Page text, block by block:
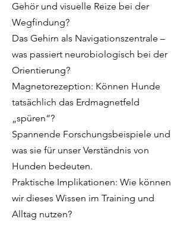
Gehör und visuelle Reize bei der
Wegfindung?
Das Gehirn als Navigationszentrale –
was passiert neurobiologisch bei der
Orientierung?
Magnetorezeption: Können Hunde
tatsächlich das Erdmagnetfeld
„spüren“?
Spannende Forschungsbeispiele und
was sie für unser Verständnis von
Hunden bedeuten.
Praktische Implikationen: Wie können
wir dieses Wissen im Training und
Alltag nutzen?